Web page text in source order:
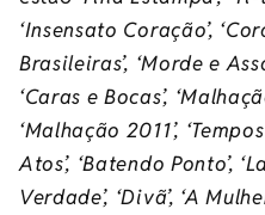
‘Insensato Coração’,
Brasileiras’, ‘Morde e
‘Caras e Bocas’,
‘Malhação 2011’,
Atos’, ‘Batendo Ponto’,
Verdade’, ‘Divã’, ‘A